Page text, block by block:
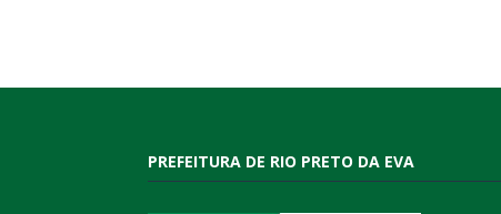
PREFEITURA DE RIO PRETO DA EVA